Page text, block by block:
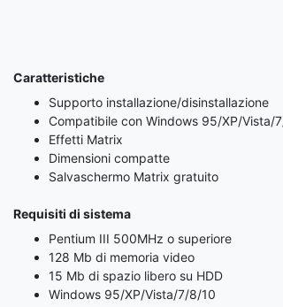
Caratteristiche
Supporto installazione/disinstallazione
Compatibile con Windows 95/XP/Vista/
Effetti Matrix
Dimensioni compatte
Salvaschermo Matrix gratuito
Requisiti di sistema
Pentium III 500MHz o superiore
128 Mb di memoria video
15 Mb di spazio libero su HDD
Windows 95/XP/Vista/7/8/10